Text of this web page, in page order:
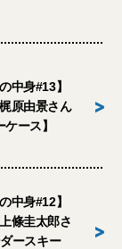
中身#13】
原由景さん
ース】
>
中身#12】
條圭太郎さ
ースキー
>